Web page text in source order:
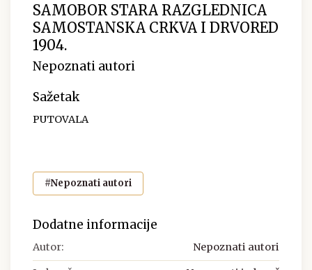
SAMOBOR STARA RAZGLEDNICA
SAMOSTANSKA CRKVA I DRVORED
1904.
Nepoznati autori
Sažetak
PUTOVALA
#Nepoznati autori
Dodatne informacije
Autor: Nepoznati autori